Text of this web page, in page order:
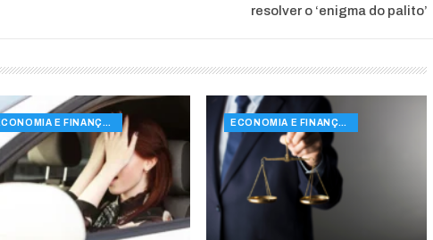
resolver o ‘enigma do palito’
ECONOMIA E FINANÇAS ECONOMIA E FINANÇAS